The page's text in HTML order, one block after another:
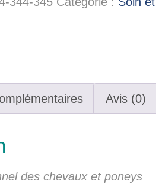
Avis (0)
des chevaux et poneys